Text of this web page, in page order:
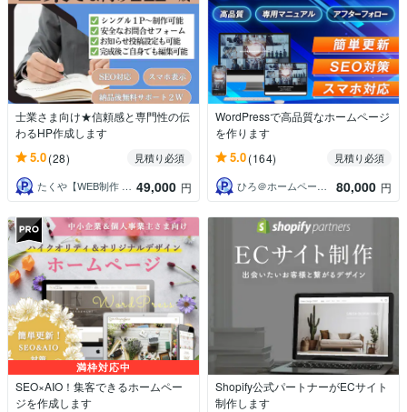
士業さま向け★信頼感と専門性の伝
わるHP作成します
5.0(28)
見積り必須
たくや【WEB制作 G_conure】 49,000 円
WordPressで高品質なホームページ
を作ります
5.0(164)
見積り必須
ひろ＠ホームページ制作
80,000 円
満枠対応中
SEO×AIO！集客できるホームペー
ジを作成します
Shopify公式パートナーがECサイト
制作します